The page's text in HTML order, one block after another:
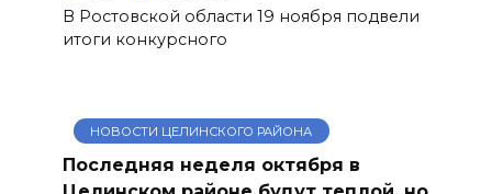
В Ростовской области 19 ноября подвели
итоги конкурсного
НОВОСТИ ЦЕЛИНСКОГО РАЙОНА
Последняя неделя октября в